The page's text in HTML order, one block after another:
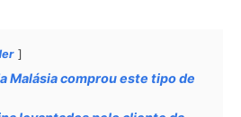
Malásia comprou este tipo de